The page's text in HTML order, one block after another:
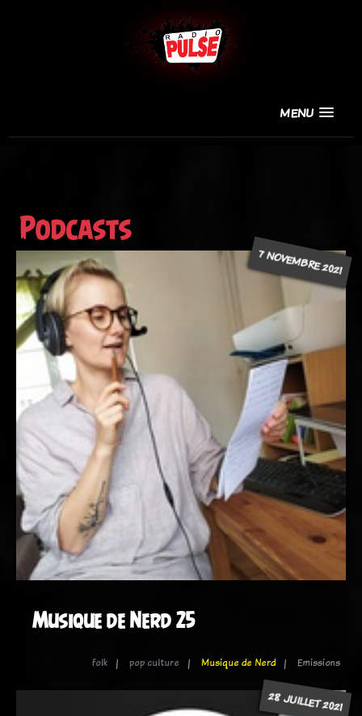
MENU
Podcasts
7 NOVEMBRE 2021
Musique de Nerd 25
folk pop culture Musique de Nerd Emissions
28 JUILLET 2021